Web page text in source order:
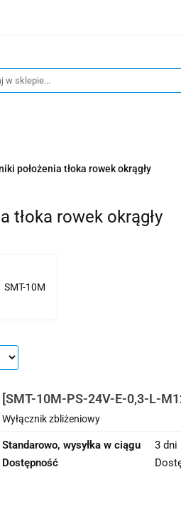
położenia tłoka rowek okrągły
tłoka rowek okrągły
SMT-10M
[SMT-10M-PS-24V-E-0,3-L-
zbliżeniowy
Wyłącznik zbliżeniowy
Standarowo, wysyłka w ciągu
3 dni
Dostępność